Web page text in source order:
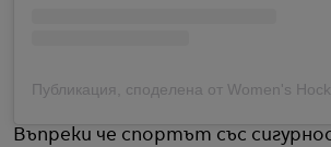
Въпреки че спортът със